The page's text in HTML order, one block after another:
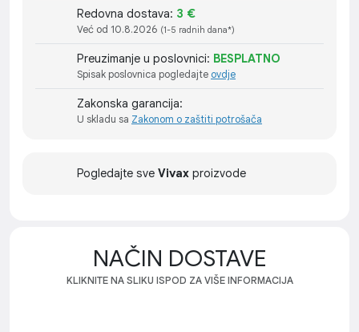
Redovna dostava: 3 €
Već od 10.8.2026 (1-5 radnih dana*)
Preuzimanje u poslovnici: BESPLATNO
Spisak poslovnica pogledajte ovdje
Zakonska garancija:
U skladu sa Zakonom o zaštiti potrošača
Pogledajte sve Vivax proizvode
NAČIN DOSTAVE
KLIKNITE NA SLIKU ISPOD ZA VIŠE INFORMACIJA